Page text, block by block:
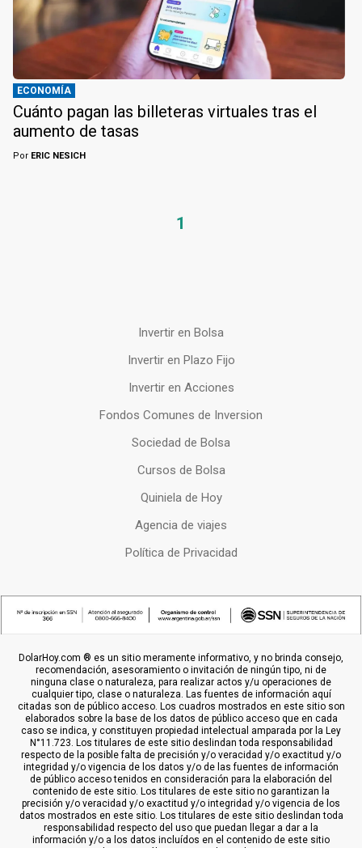
ECONOMÍA
Cuánto pagan las billeteras virtuales tras el
aumento de tasas
Por ERIC NESICH
1
Invertir en Bolsa
Invertir en Plazo Fijo
Invertir en Acciones
Fondos Comunes de Inversion
Sociedad de Bolsa
Cursos de Bolsa
Quiniela de Hoy
Agencia de viajes
Política de Privacidad
DolarHoy.com ® es un sitio meramente informativo, y no brinda consejo,
recomendación, asesoramiento o invitación de ningún tipo, ni de
ninguna clase o naturaleza, para realizar actos y/u operaciones de
cualquier tipo, clase o naturaleza. Las fuentes de información aquí
citadas son de público acceso. Los cuadros mostrados en este sitio son
elaborados sobre la base de los datos de público acceso que en cada
caso se indica, y constituyen propiedad intelectual amparada por la Ley
N°11.723. Los titulares de este sitio deslindan toda responsabilidad
respecto de la posible falta de precisión y/o veracidad y/o exactitud y/o
integridad y/o vigencia de los datos y/o de las fuentes de información
de público acceso tenidos en consideración para la elaboración del
contenido de este sitio. Los titulares de este sitio no garantizan la
precisión y/o veracidad y/o exactitud y/o integridad y/o vigencia de los
datos mostrados en este sitio. Los titulares de este sitio deslindan toda
responsabilidad respecto del uso que puedan llegar a dar a la
información y/o a los datos incluídos en el contenido de este sitio